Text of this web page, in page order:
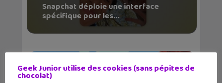
Snapchat déploie une interface
spécifique pour les...
Geek Junior utilise des cookies (sans pépites de
chocolat)